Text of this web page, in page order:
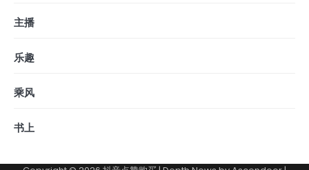
主播
乐趣
乘风
书上